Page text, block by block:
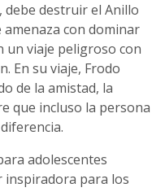
destruir el Anillo
con dominar
un viaje peligroso con
En su viaje, Frodo
de la amistad, la
que incluso la persona
adolescentes
inspiradora para los